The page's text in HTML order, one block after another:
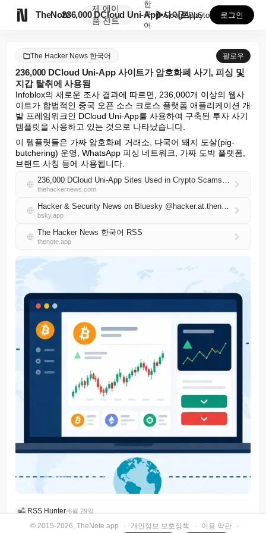
TheNote
제
품
에이
전트
236,000 DCloud Uni-App 사이트가 암호...
한
국
어
GooglePlay
AppStore 로그인
The Hacker News 한국어 팔로우
236,000 DCloud Uni-App 사이트가 암호화폐 사기, 피싱 및
지갑 탈취에 사용됨
Infoblox의 새로운 조사 결과에 따르면, 236,000개 이상의 웹사
이트가 합법적인 중국 오픈 소스 크로스 플랫폼 애플리케이션 개
발 프레임워크인 DCloud Uni-App를 사용하여 구축된 투자 사기
템플릿을 사용하고 있는 것으로 나타났습니다.
이 템플릿들은 가짜 암호화폐 거래소, 다국어 돼지 도살(pig-
butchering) 운영, WhatsApp 피싱 네트워크, 가짜 도박 플랫폼,
브랜드 사칭 등에 사용됩니다.
236,000 DCloud Uni-App Sites Used in Crypto Scams, Phishing, and Wallet Drainers
thehackernews.com
Hacker & Security News on Bluesky @hacker.at.thenote.app
bsky.app
The Hacker News 한국어 RSS
thenote.app
RSS Hunter•6월 29일
© 2015-2026, TheNote.app · 개인정보 보호정책 · 이용 약관 ·